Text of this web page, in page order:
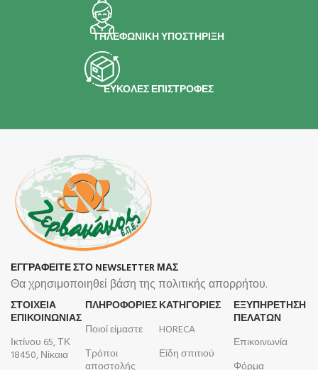
ΤΗΛΕΦΩΝΙΚΗ ΥΠΟΣΤΗΡΙΞΗ
ΕΥΚΟΛΕΣ ΕΠΙΣΤΡΟΦΕΣ
ΕΓΓΡΑΦΕΙΤΕ ΣΤΟ NEWSLETTER ΜΑΣ
Θα χρησιμοποιηθεί βάση της πολιτικής απορρήτου.
ΣΤΟΙΧΕΙΑ
ΕΠΙΚΟΙΝΩΝΙΑΣ
Ικτίνου 65, ΤΚ
18450, Νίκαια
ΠΛΗΡΟΦΟΡΊΕΣ
Ποιοί είμαστε
Τρόποι
ΚΑΤΗΓΟΡΙΕΣ
HORECA
Είδη σπιτιού
ΕΞΥΠΗΡΕΤΗΣΗ
ΠΕΛΑΤΩΝ
Επικοινωνία